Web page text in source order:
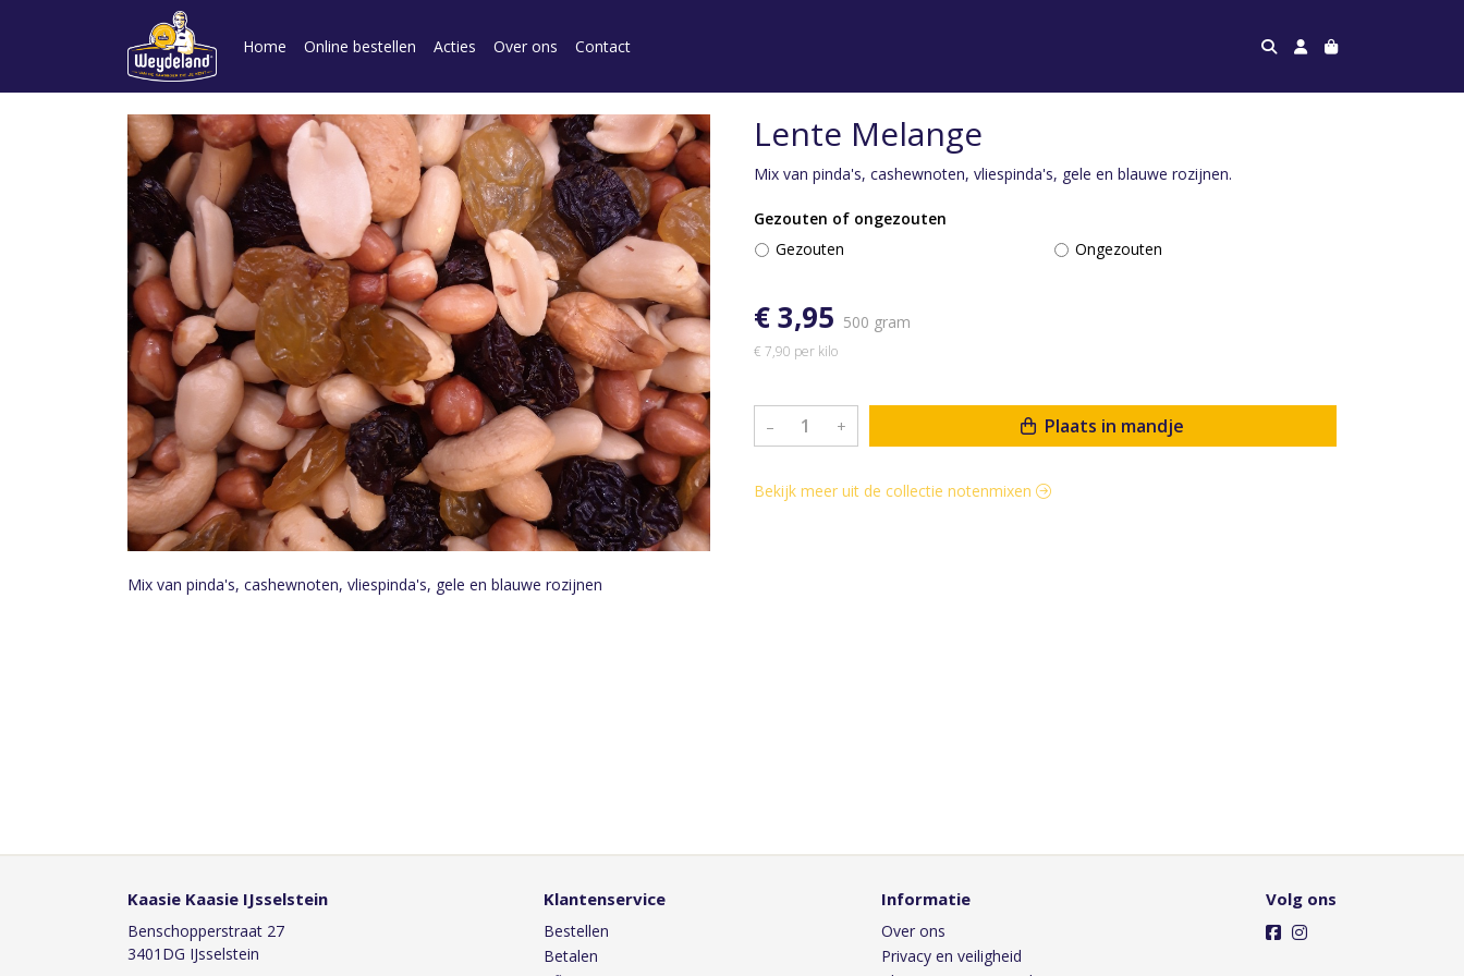
Home Online bestellen Acties Over ons Contact
Mix van pinda's, cashewnoten, vliespinda's, gele en blauwe rozijnen
Lente Melange
Mix van pinda's, cashewnoten, vliespinda's, gele en blauwe rozijnen.
Gezouten of ongezouten
Gezouten
Ongezouten
€ 3,95 500 gram
€ 7,90 per kilo
– + Plaats in mandje
Bekijk meer uit de collectie notenmixen
Kaasie Kaasie IJsselstein
Benschopperstraat 27
3401DG IJsselstein
Klantenservice
Bestellen
Betalen
Informatie
Over ons
Privacy en veiligheid
Volg ons